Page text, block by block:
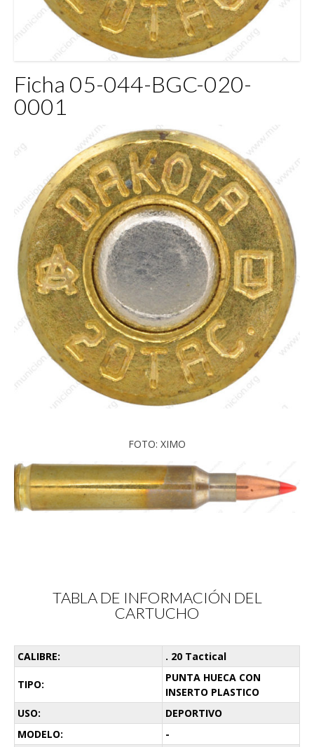
Ficha 05-044-BGC-020-
0001
FOTO: XIMO
TABLA DE INFORMACIÓN DEL
CARTUCHO
CALIBRE: . 20 Tactical
TIPO:
PUNTA HUECA CON
INSERTO PLASTICO
USO:
DEPORTIVO
MODELO:
-